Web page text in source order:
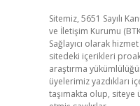
Sitemiz, 5651 Sayılı
ve İletişim Kurumu
Sağlayıcı olarak
sitedeki içerikleri
araştırma
üyelerimiz yazdıkları
taşımakta olup,